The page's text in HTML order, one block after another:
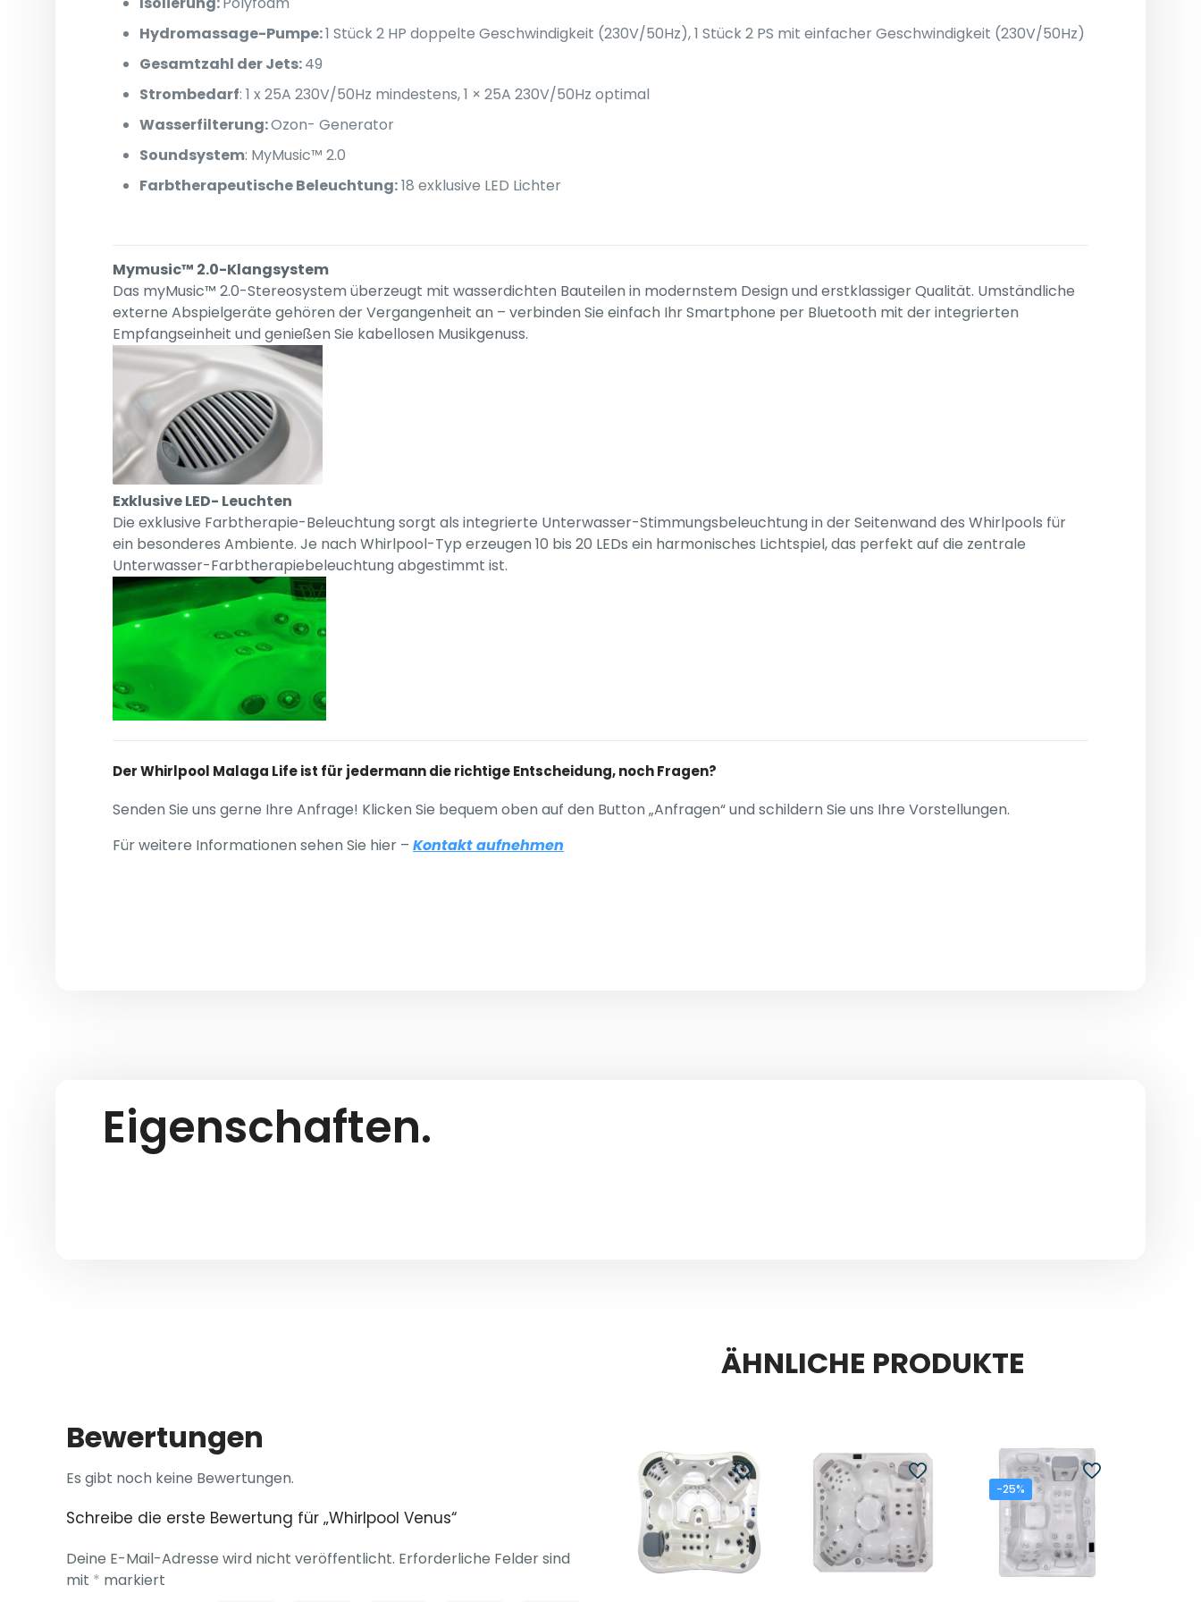
Hydromassage-Pumpe:1 Stück 2 HP doppelte Geschwindigkeit (230V/50Hz), 1 Stück 2 PS mit einfacher Geschwindigkeit (230V/50Hz)
Gesamtzahl der Jets:49
Strombedarf: 1 x 25A 230V/50Hz mindestens, 1 × 25A 230V/50Hz optimal
Wasserfilterung:Ozon- Generator
Soundsystem: MyMusic™ 2.0
Farbtherapeutische Beleuchtung:18 exklusive LED Lichter
Mymusic™ 2.0-Klangsystem
Das myMusic™ 2.0-Stereosystem überzeugt mit wasserdichten Bauteilen in modernstem Design und erstklassiger Qualität. Umständliche
externe Abspielgeräte gehören der Vergangenheit an – verbinden Sie einfach Ihr Smartphone per Bluetooth mit der integrierten
Empfangseinheit und genießen Sie kabellosen Musikgenuss.
Exklusive LED- Leuchten
Die exklusive Farbtherapie-Beleuchtung sorgt als integrierte Unterwasser-Stimmungsbeleuchtung in der Seitenwand des Whirlpools für
ein besonderes Ambiente. Je nach Whirlpool-Typ erzeugen 10 bis 20 LEDs ein harmonisches Lichtspiel, das perfekt auf die zentrale
Unterwasser-Farbtherapiebeleuchtung abgestimmt ist.
Der Whirlpool Malaga Life ist für jedermann die richtige Entscheidung, noch Fragen?
Senden Sie uns gerne Ihre Anfrage! Klicken Sie bequem oben auf den Button „Anfragen“ und schildern Sie uns Ihre Vorstellungen.
Für weitere Informationen sehen Sie hier –Kontakt aufnehmen
Eigenschaften.
Bewertungen
Es gibt noch keine Bewertungen.
Schreibe die erste Bewertung für „Whirlpool Venus“
Deine E-Mail-Adresse wird nicht veröffentlicht. Erforderliche Felder sind
mit * markiert
ÄHNLICHE PRODUKTE
-25%